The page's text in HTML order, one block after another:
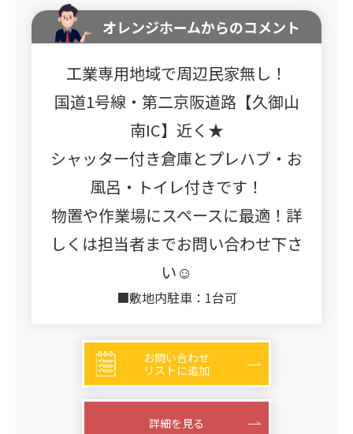
オレンジホームからのコメント
工業専用地域で周辺民家無し！
国道1号線・第二京阪道路【久御山
南IC】近く★
シャッター付き倉庫とプレハブ・お
風呂・トイレ付きです！
物置や作業場にスペースに最適！詳
しくは担当者までお問い合わせ下さ
い☺
■敷地内駐車：1台可
お問い合わせ
リストに追加
詳細を見る